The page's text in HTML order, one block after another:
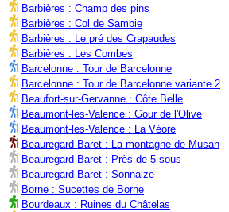
Barbières : Champ des pins
Barbières : Col de Sambie
Barbières : Le pré des Crapaudes
Barbières : Les Combes
Barcelonne : Tour de Barcelonne
Barcelonne : Tour de Barcelonne variante 2
Beaufort-sur-Gervanne : Côte Belle
Beaumont-les-Valence : Gour de l'Olive
Beaumont-les-Valence : La Véore
Beauregard-Baret : La montagne de Musan
Beauregard-Baret : Près de 5 sous
Beauregard-Baret : Sonnaize
Borne : Sucettes de Borne
Bourdeaux : Ruines du Châtelas